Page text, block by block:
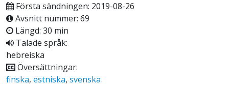
Första sändningen: 2019-08-26
Avsnitt nummer: 69
Längd: 30 min
Talade språk:
hebreiska
Översättningar:
finska, estniska, svenska